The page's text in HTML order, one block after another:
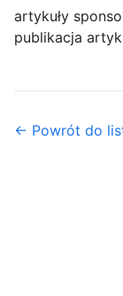
artykuły
publikacja
← Powrót do